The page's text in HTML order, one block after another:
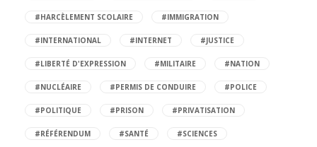
#HARCÈLEMENT SCOLAIRE #IMMIGRATION
#INTERNATIONAL #INTERNET #JUSTICE
#LIBERTÉ D'EXPRESSION #MILITAIRE #NATION
#NUCLÉAIRE #PERMIS DE CONDUIRE #POLICE
#POLITIQUE #PRISON #PRIVATISATION
#RÉFÉRENDUM #SANTÉ #SCIENCES